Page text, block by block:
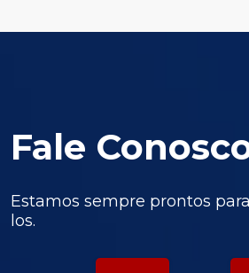
Fale
Estamos sempre prontos
los.